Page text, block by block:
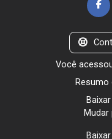
Você
Resumo
Mudar